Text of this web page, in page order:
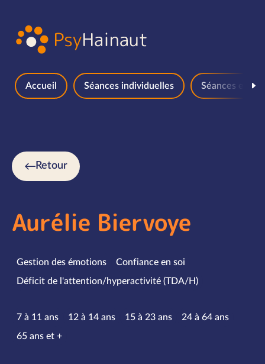
Accueil Séances individuelles Séances en
Retour
Aurélie Biervoye
Spécialités
Gestion des émotions
Confiance en soi
Déficit de l'attention/hyperactivité (TDA/H)
Tranches d’âge
7 à 11 ans 12 à 14 ans 15 à 23 ans
24 à 64 ans
65 ans et +